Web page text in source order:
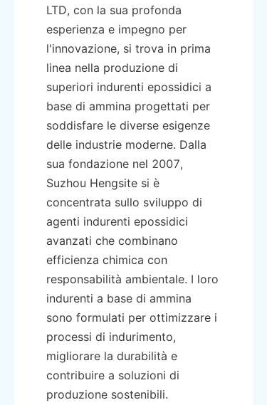
LTD, con la sua profonda
esperienza e impegno per
l'innovazione, si trova in prima
linea nella produzione di
superiori indurenti epossidici a
base di ammina progettati per
soddisfare le diverse esigenze
delle industrie moderne. Dalla
sua fondazione nel 2007,
Suzhou Hengsite si è
concentrata sullo sviluppo di
agenti indurenti epossidici
avanzati che combinano
efficienza chimica con
responsabilità ambientale. I loro
indurenti a base di ammina
sono formulati per ottimizzare i
processi di indurimento,
migliorare la durabilità e
contribuire a soluzioni di
produzione sostenibili.